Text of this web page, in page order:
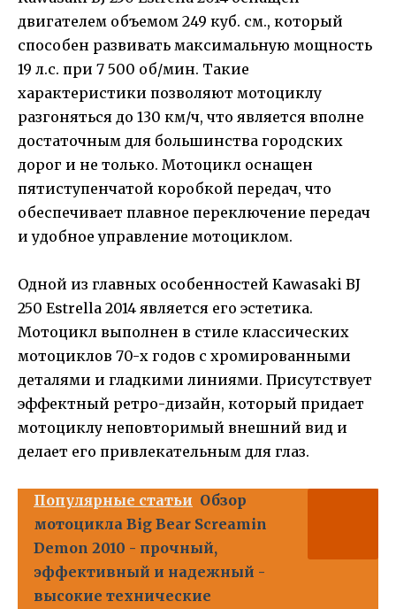
двигателем объемом 249 куб. см., который
способен развивать максимальную мощность
19 л.с. при 7 500 об/мин. Такие
характеристики позволяют мотоциклу
разгоняться до 130 км/ч, что является вполне
достаточным для большинства городских
дорог и не только. Мотоцикл оснащен
пятиступенчатой коробкой передач, что
обеспечивает плавное переключение передач
и удобное управление мотоциклом.
Одной из главных особенностей Kawasaki BJ
250 Estrella 2014 является его эстетика.
Мотоцикл выполнен в стиле классических
мотоциклов 70-х годов с хромированными
деталями и гладкими линиями. Присутствует
эффектный ретро-дизайн, который придает
мотоциклу неповторимый внешний вид и
делает его привлекательным для глаз.
Популярные статьи Обзор
мотоцикла Big Bear Screamin
Demon 2010 - прочный,
эффективный и надежный -
высокие технические